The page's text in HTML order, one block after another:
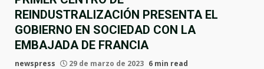
REINDUSTRALIZACIÓN PRESENTA EL
GOBIERNO EN SOCIEDAD CON LA
EMBAJADA DE FRANCIA
newspress 29 de marzo de 2023 6 min read